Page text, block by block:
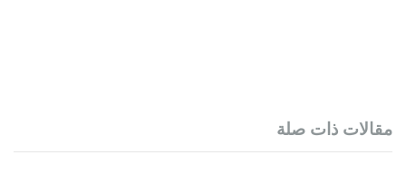
مقالات ذات صلة